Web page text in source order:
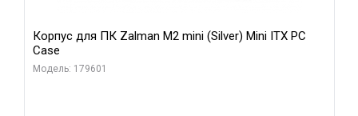
Корпус для ПК Zalman M2 mini (Silver) Mini ITX PC
Case
Модель: 179601